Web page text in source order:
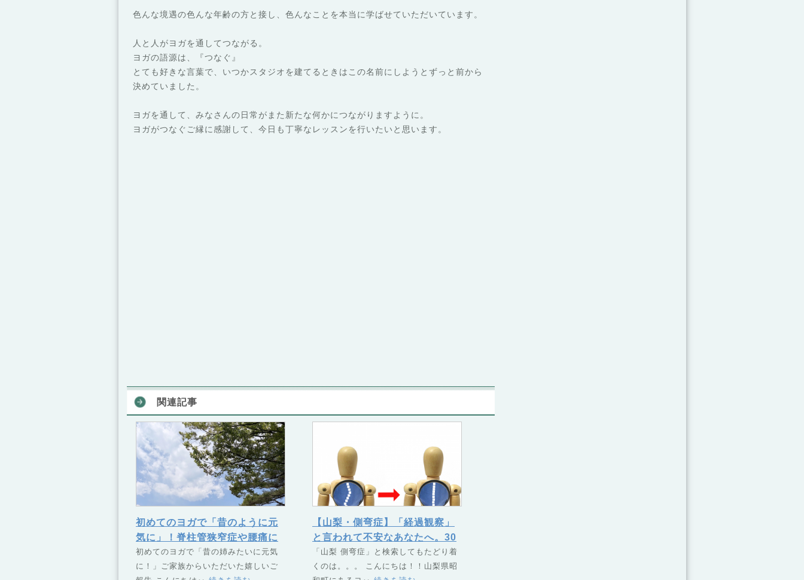
色んな境遇の色んな年齢の方と接し、色んなことを本当に学ばせていただいています。
人と人がヨガを通してつながる。
ヨガの語源は、『つなぐ』
とても好きな言葉で、いつかスタジオを建てるときはこの名前にしようとずっと前から
決めていました。
ヨガを通して、みなさんの日常がまた新たな何かにつながりますように。
ヨガがつなぐご縁に感謝して、今日も丁寧なレッスンを行いたいと思います。
関連記事
初めてのヨガで「昔のように元
気に」！脊柱管狭窄症や腰痛に
寄り添うレッスン
初めてのヨガで「昔の姉みたいに元気
に！」ご家族からいただいた嬉しいご
【山梨・側弯症】「経過観察」
と言われて不安なあなたへ。30
年前の当事者が伝えたいこと
「山梨 側弯症」と検索してもたどり着
くのは。。。 こんにちは！！山梨県昭